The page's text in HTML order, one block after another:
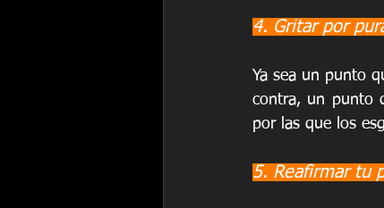
4. Gritar por
Ya sea un punto
contra, un punto
por las que los
5. Reafirmar tu